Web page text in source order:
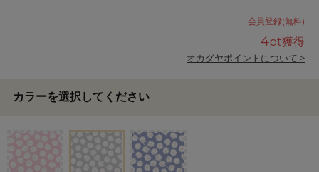
会員登録(無料)
4pt獲得
オカダヤポイントについて >
カラーを選択してください